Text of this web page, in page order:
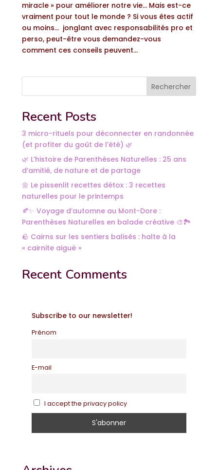
miracle » pour améliorer notre vie… Mais est-ce
vraiment pour tout le monde ? Si vous êtes actif
ou moins… jonglant avec responsabilités pro et
perso, peut-être vous demandez-vous
comment ces conseils peuvent...
Rechercher
Recent Posts
3 micro-rituels pour déconnecter en randonnée
(et profiter du goût de l’été) 🌿
🌿 L’histoire de Parenthèses Naturelles : 25 ans
d’amitié, de nature et de partage
🌼 Le pissenlit recettes détox : 3 recettes
naturelles pour le printemps
🍂✨ Voyage d’automne au Mont-Dore :
Parenthèses Naturelles en balade créative 🎨🏞️
🪨 Cairns sur les sentiers balisés : halte à la
« cairnite aiguë »
Recent Comments
Subscribe to our newsletter!
Prénom
E-mail
I accept the privacy policy